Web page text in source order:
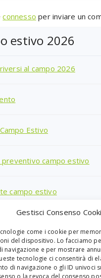
Gestisci Consenso
come i cookie per
del dispositivo. Lo facciamo
navigazione e per mostrare
tecnologie ci consentirà di
di navigazione o gli ID univoci
o la revoca del consenso
connesso per inviare un
estivo 2026
al campo 2026
Estivo
preventivo campo estivo
campo estivo